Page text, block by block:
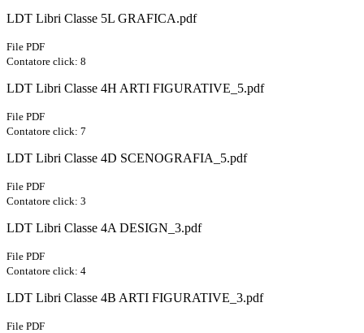
LDT Libri Classe 5L GRAFICA.pdf
File PDF
Contatore click: 8
LDT Libri Classe 4H ARTI FIGURATIVE_5.pdf
File PDF
Contatore click: 7
LDT Libri Classe 4D SCENOGRAFIA_5.pdf
File PDF
Contatore click: 3
LDT Libri Classe 4A DESIGN_3.pdf
File PDF
Contatore click: 4
LDT Libri Classe 4B ARTI FIGURATIVE_3.pdf
File PDF